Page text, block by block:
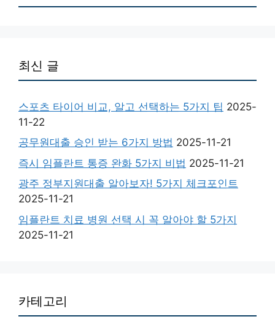
최신 글
스포츠 타이어 비교, 알고 선택하는 5가지 팁 2025-
11-22
공무원대출 승인 받는 6가지 방법 2025-11-21
즉시 임플란트 통증 완화 5가지 비법 2025-11-21
광주 정부지원대출 알아보자! 5가지 체크포인트
2025-11-21
임플란트 치료 병원 선택 시 꼭 알아야 할 5가지
2025-11-21
카테고리